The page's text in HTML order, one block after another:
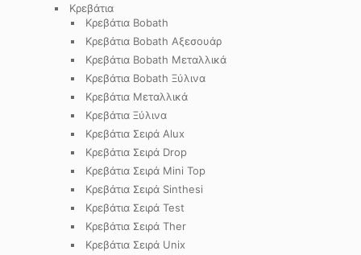
Κρεβάτια
Κρεβάτια Bobath
Κρεβάτια Bobath Αξεσουάρ
Κρεβάτια Bobath Μεταλλικά
Κρεβάτια Bobath Ξύλινα
Κρεβάτια Μεταλλικά
Κρεβάτια Ξύλινα
Κρεβάτια Σειρά Alux
Κρεβάτια Σειρά Drop
Κρεβάτια Σειρά Mini Top
Κρεβάτια Σειρά Sinthesi
Κρεβάτια Σειρά Test
Κρεβάτια Σειρά Ther
Κρεβάτια Σειρά Unix